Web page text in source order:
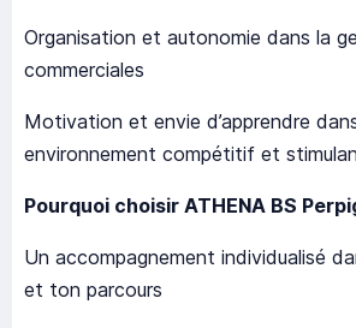
Organisation et autonomie dans la
commerciales
Motivation et envie d’apprendre
environnement compétitif et
Pourquoi choisir ATHENA BS
Un accompagnement individualisé
et ton parcours